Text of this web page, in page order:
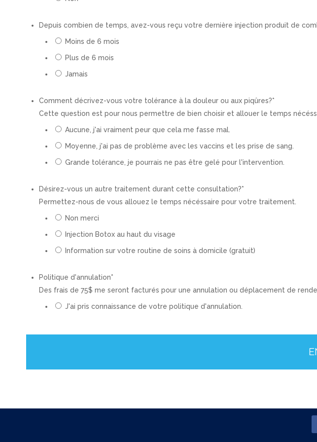
Depuis combien de temps, avez-vous reçu votre dernière injection produit de
Moins de 6 mois
Plus de 6 mois
Jamais
Comment décrivez-vous votre tolérance à la douleur ou aux piqûres?*
Cette question est pour nous permettre de bien choisir et allouer le temps
Aucune, j'ai vraiment peur que cela me fasse mal.
Moyenne, j'ai pas de problème avec les vaccins et les prise de sang.
Grande tolérance, je pourrais ne pas être gelé pour l'intervention.
Désirez-vous un autre traitement durant cette consultation?*
Permettez-nous de vous allouez le temps nécéssaire pour votre traitement.
Non merci
Injection Botox au haut du visage
Information sur votre routine de soins à domicile (gratuit)
Politique d'annulation*
Des frais de 75$ me seront facturés pour une annulation ou déplacement de
J'ai pris connaissance de votre politique d'annulation.